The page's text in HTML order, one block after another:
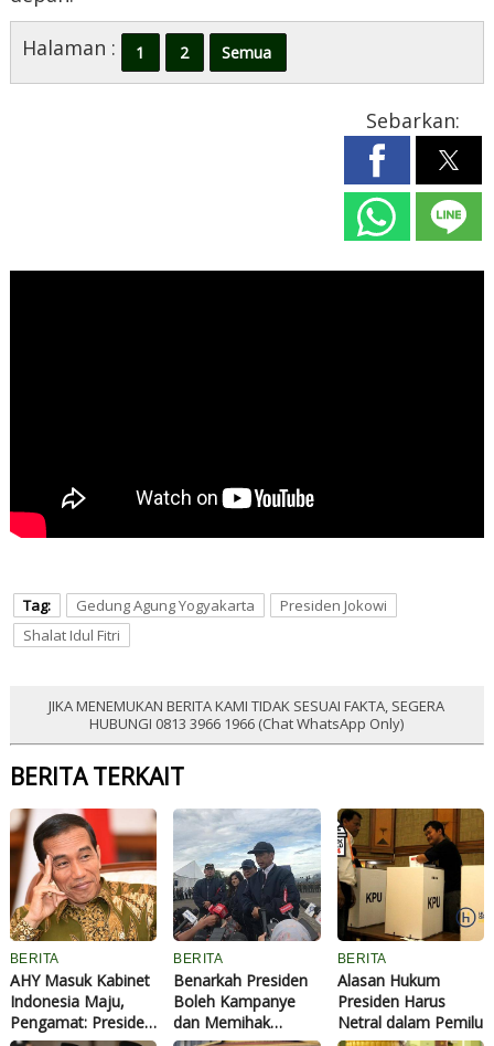
Halaman :
1 2 Semua
Sebarkan:
Tag: Gedung Agung Yogyakarta
Presiden Jokowi
Shalat Idul Fitri
JIKA MENEMUKAN BERITA KAMI TIDAK SESUAI FAKTA, SEGERA
HUBUNGI 0813 3966 1966 (Chat WhatsApp Only)
BERITA TERKAIT
BERITA
AHY Masuk Kabinet
Indonesia Maju,
Pengamat: Presiden
BERITA
Benarkah Presiden
Boleh Kampanye
dan Memihak
BERITA
Alasan Hukum
Presiden Harus
Netral dalam Pemilu